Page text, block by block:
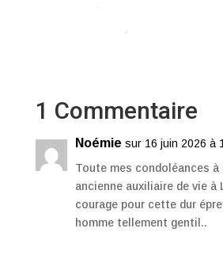
1 Commentaire
Noémie sur 16 juin 2026 à
Toute mes condoléances à
ancienne auxiliaire de vie à
courage pour cette dur
homme tellement gentil..